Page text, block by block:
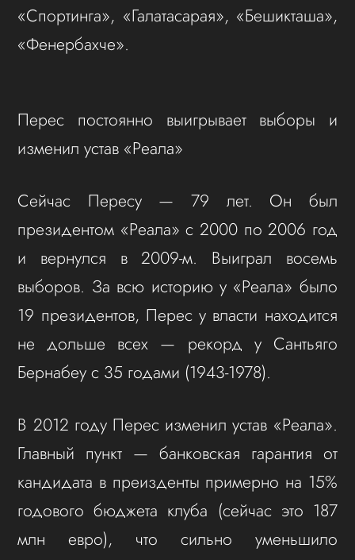
«Спортинга», «Галатасарая», «Бешикташа»,
«Фенербахче».
Перес постоянно выигрывает выборы и
изменил устав «Реала»
Сейчас Пересу — 79 лет. Он был
президентом «Реала» с 2000 по 2006 год
и вернулся в 2009-м. Выиграл восемь
выборов. За всю историю у «Реала» было
19 президентов, Перес у власти находится
не дольше всех — рекорд у Сантьяго
Бернабеу с 35 годами (1943-1978).
В 2012 году Перес изменил устав «Реала».
Главный пункт — банковская гарантия от
кандидата в преизденты примерно на 15%
годового бюджета клуба (сейчас это 187
млн евро), что сильно уменьшило